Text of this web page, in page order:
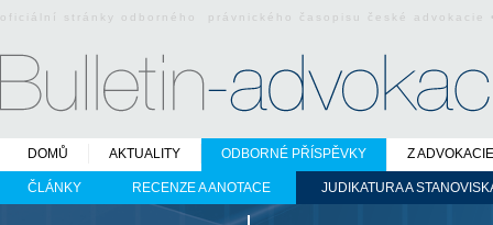
oficiální stránky odborného právnického časopisu české
DOMŮ AKTUALITY ODBORNÉ PŘÍSPĚVKY
ČLÁNKY RECENZE A ANOTACE JUDIKATURA A
Z ADVOKACIE